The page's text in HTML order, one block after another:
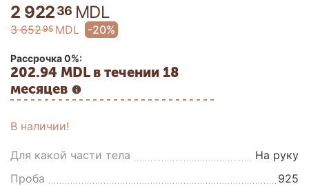
2 92236 MDL
3 65295 MDL -20%
Рассрочка 0%:
202.94 MDL в течении 18
месяцев
В наличии!
Для какой части тела
На руку
Проба
925